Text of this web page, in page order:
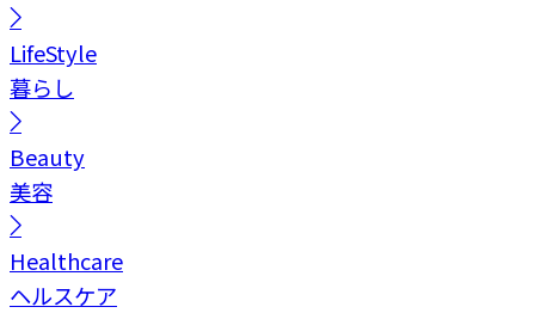
LifeStyle
暮らし
Beauty
美容
Healthcare
ヘルスケア